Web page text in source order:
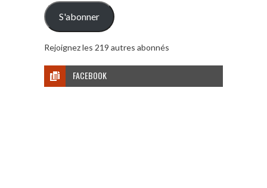
mail
S'abonner
Rejoignez les 219 autres abonnés
FACEBOOK